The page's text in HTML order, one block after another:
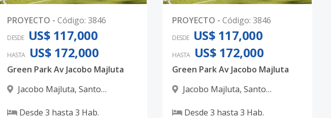
PROYECTO - Código: 3846
DESDE US$ 117,000
HASTA US$ 172,000
Green Park Av Jacobo Majluta
Jacobo Majluta, Santo
Desde 3 hasta 3 Hab.
PROYECTO - Código: 3846
DESDE US$ 117,000
HASTA US$ 172,000
Green Park Av Jacobo Majluta
Jacobo Majluta, Santo
Desde 3 hasta 3 Hab.